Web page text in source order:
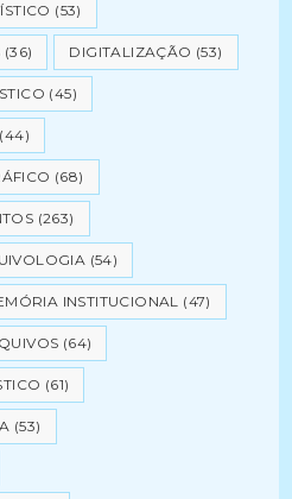
(53)
(36) DIGITALIZAÇÃO (53)
(45)
(44)
(68)
(263)
(54)
INSTITUCIONAL (47)
(64)
(61)
(53)